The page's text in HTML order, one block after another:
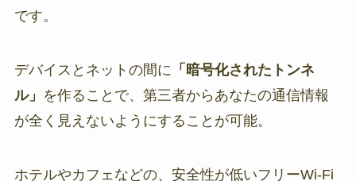
です。
デバイスとネットの間に 「暗号化されたトンネ
ル」 を作ることで、第三者からあなたの通信情報
が全く見えないようにすることが可能。
ホテルやカフェなどの、安全性が低いフリーWi-Fi